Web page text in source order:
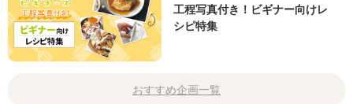
工程写真付き！ビギナー向けレ
シピ特集
おすすめ企画一覧